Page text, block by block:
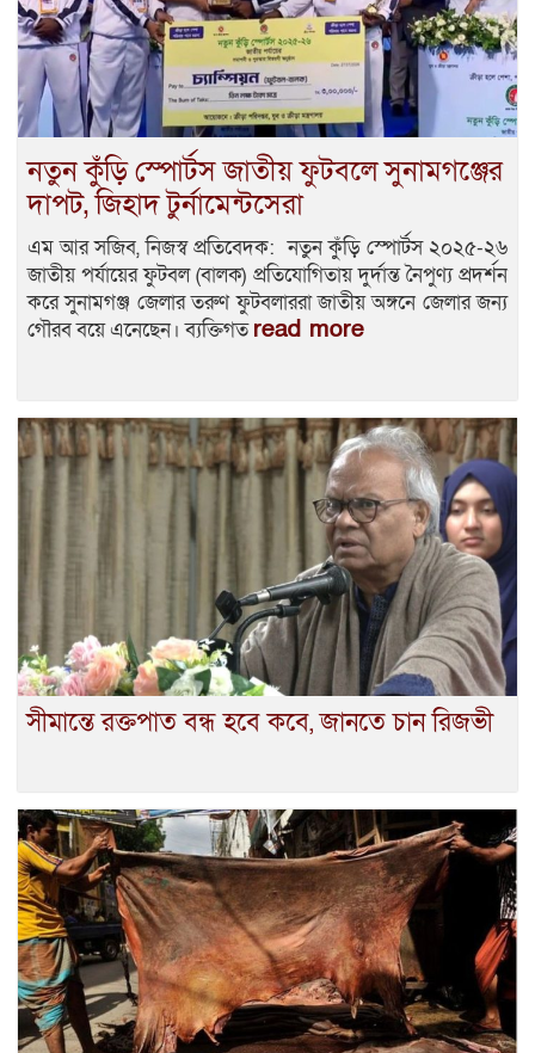
নতুন কুঁড়ি স্পোর্টস জাতীয় ফুটবলে সুনামগঞ্জের
দাপট, জিহাদ টুর্নামেন্টসেরা
এম আর সজিব, নিজস্ব প্রতিবেদক: নতুন কুঁড়ি স্পোর্টস ২০২৫-২৬
জাতীয় পর্যায়ের ফুটবল (বালক) প্রতিযোগিতায় দুর্দান্ত নৈপুণ্য প্রদর্শন
করে সুনামগঞ্জ জেলার তরুণ ফুটবলাররা জাতীয় অঙ্গনে জেলার জন্য
গৌরব বয়ে এনেছেন। ব্যক্তিগতread more
সীমান্তে রক্তপাত বন্ধ হবে কবে, জানতে চান রিজভী